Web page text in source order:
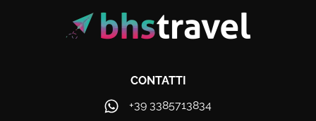
CONTATTI
+39 3385713834